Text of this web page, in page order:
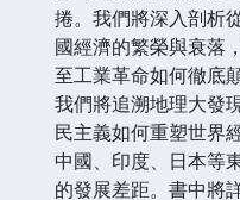
捲。我們將深入剖析
國經濟的繁榮與衰落
至工業革命如何徹底
我們將追溯地理大發
民主義如何重塑世界
中國、印度、日本等
的發展差距。書中將